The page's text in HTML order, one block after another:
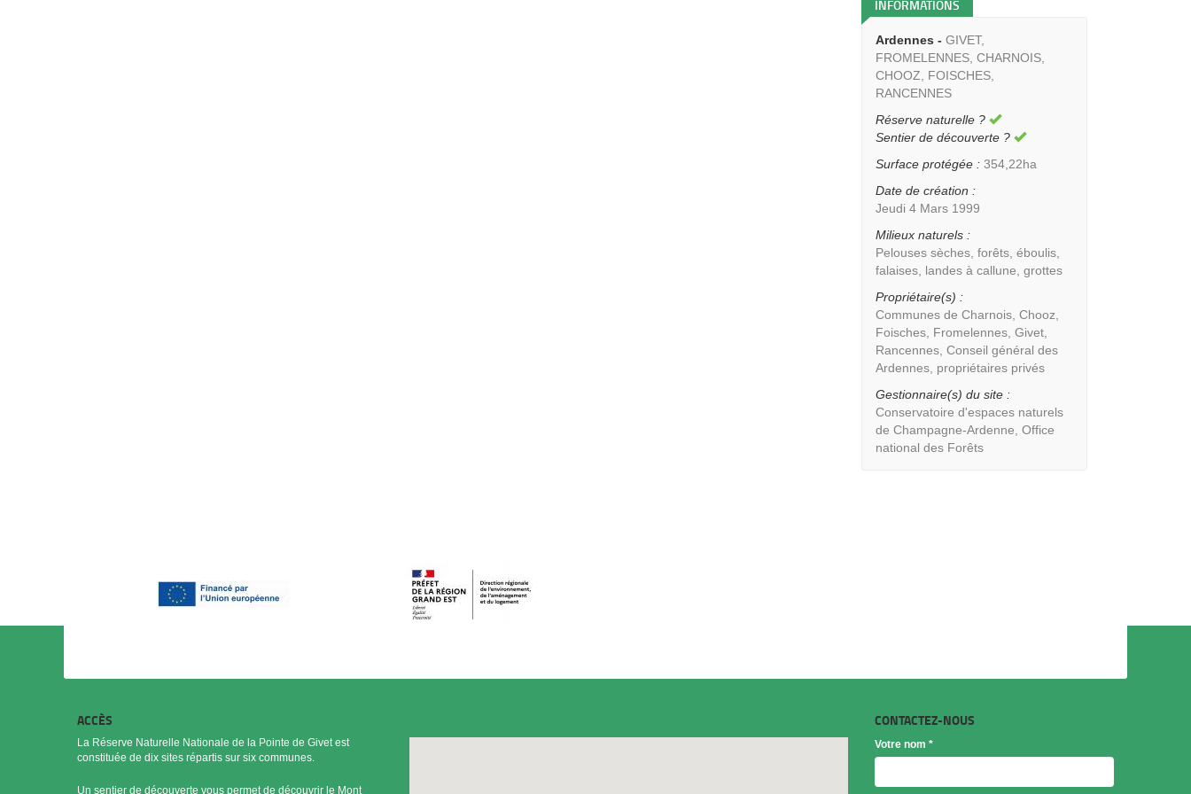
INFORMATIONS
Ardennes - GIVET,
FROMELENNES, CHARNOIS,
CHOOZ, FOISCHES,
RANCENNES
Réserve naturelle ?
Sentier de découverte ?
Surface protégée : 354,22ha
Date de création :
Jeudi 4 Mars 1999
Milieux naturels :
Pelouses sèches, forêts, éboulis,
falaises, landes à callune, grottes
Propriétaire(s) :
Communes de Charnois, Chooz,
Foisches, Fromelennes, Givet,
Rancennes, Conseil général des
Ardennes, propriétaires privés
Gestionnaire(s) du site :
Conservatoire d'espaces naturels
de Champagne-Ardenne, Office
national des Forêts
ACCÈS
La Réserve Naturelle Nationale de la Pointe de Givet est
constituée de dix sites répartis sur six communes.
Un sentier de découverte vous permet de découvrir le Mont
CONTACTEZ-NOUS
Votre nom *